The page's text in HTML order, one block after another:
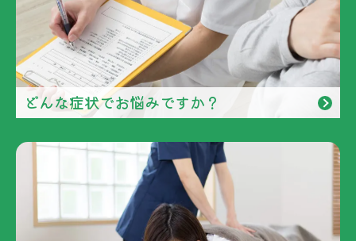
どんな症状でお悩みですか？